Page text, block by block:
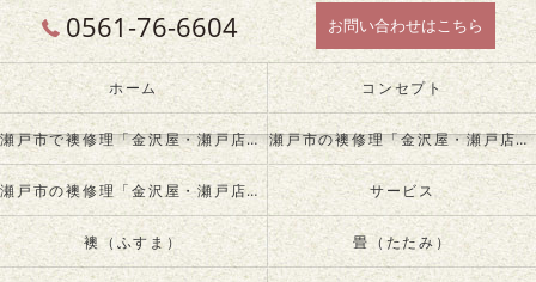
0561-76-6604 お問い合わせはこちら
ホーム コンセプト
瀬戸市で襖修理「金沢屋・瀬戸店」について 瀬戸市の襖修理「金沢屋・瀬戸店」が必要とされる理由
瀬戸市の襖修理「金沢屋・瀬戸店」の内容について サービス
襖（ふすま） 畳（たたみ）